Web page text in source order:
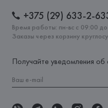
+375 (29) 633-2-
Время работы: пн-вс с 09:00
Заказы через корзину
Получайте уведомления об